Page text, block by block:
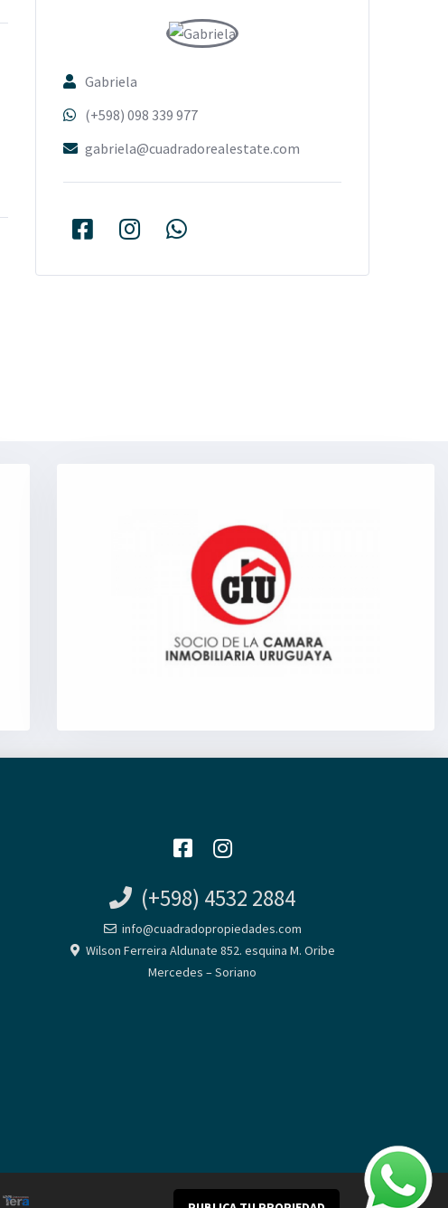
Gabriela
(+598) 098 339 977
gabriela@cuadradorealestate.com
(+598) 4532 2884
info@cuadradopropiedades.com
Wilson Ferreira Aldunate 852. esquina M. Oribe
Mercedes – Soriano